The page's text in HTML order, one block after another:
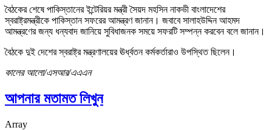
বৈঠকের শেষে পাকিস্তানের ইন্টেরিয়র মন্ত্রী সৈয়দ মহসিন নাকভী বাংলাদেশের
স্বরাষ্ট্রমন্ত্রীকে পাকিস্তান সফরের আমন্ত্রণ জানান। জবাবে সালাহউদ্দিন আহমদ
আমন্ত্রণের জন্য ধন্যবাদ জানিয়ে সুবিধাজনক সময়ে সফরটি সম্পন্ন করবেন বলে জানান।
বৈঠকে দুই দেশের স্বরাষ্ট্র মন্ত্রণালয়ের ঊর্ধ্বতন কর্মকর্তারাও উপস্থিত ছিলেন।
কালের আলো/এসআর/এএএন
আপনার মতামত লিখুন
Array